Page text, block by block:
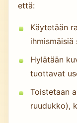
että:
Käytetään
Hylätään
tuottavat
Toistetaan
ruudukko),